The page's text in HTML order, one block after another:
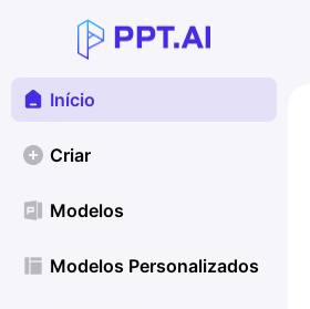
Início
Criar
Modelos
Modelos Personalizados